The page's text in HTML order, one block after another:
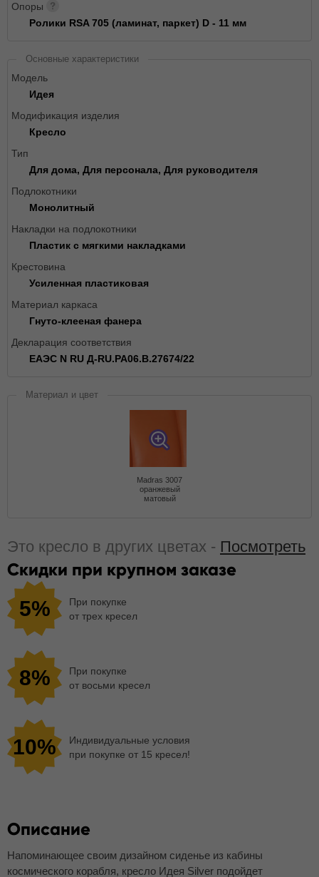
Опоры
Ролики RSA 705 (ламинат, паркет) D - 11 мм
Основные характеристики
Модель
Идея
Модификация изделия
Кресло
Тип
Для дома, Для персонала, Для руководителя
Подлокотники
Монолитный
Накладки на подлокотники
Пластик с мягкими накладками
Крестовина
Усиленная пластиковая
Материал каркаса
Гнуто-клееная фанера
Декларация соответствия
ЕАЭС N RU Д-RU.РА06.В.27674/22
Материал и цвет
Madras 3007
оранжевый
матовый
Это кресло в других цветах - Посмотреть
Скидки при крупном заказе
5%
При покупке
от трех кресел
8%
При покупке
от восьми кресел
10%
Индивидуальные условия
при покупке от 15 кресел!
Описание
Напоминающее своим дизайном сиденье из кабины
космического корабля, кресло Идея Silver подойдет